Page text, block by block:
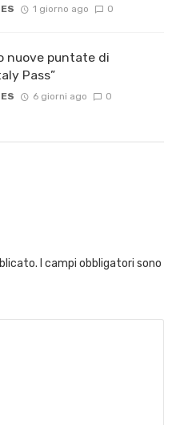
1 giorno ago 0
nuove puntate di
Pass”
6 giorni ago 0
I campi obbligatori sono